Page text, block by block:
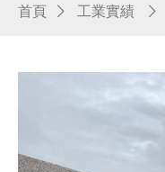
首頁 工業實績